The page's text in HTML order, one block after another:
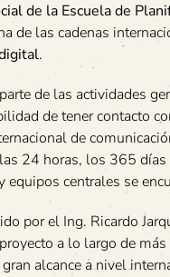
de la Escuela de
de las cadenas
.
de las actividades
de tener contacto
de
24 horas, los 365 días
centrales se
por el Ing. Ricardo
a lo largo de
alcance a nivel